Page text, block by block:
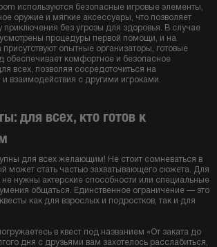
используются безопасные игровые элементы,
оружие и мягкие аксессуары, что позволяет
приключения без угрозы для здоровья. В случае
процедуры первой помощи, и на
опытные организаторы, готовые
обеспечивает комфортное и безопасное
всех, позволяя сосредоточиться на
и взаимодействия с другими игроками.
для всех, кто готов к
для всех желающим! Не стоит сомневаться в
может стать частью захватывающего сюжета. Для
не нужны актерские способности или специальные
общаться. Единственное ограничение — это
как для взрослых и подростков, так и для
в квест под названием «От заката до
дня с друзьями вам захотелось расслабиться,